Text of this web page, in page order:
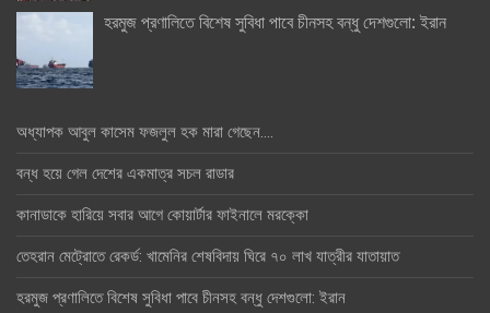
হরমুজ প্রণালিতে বিশেষ সুবিধা পাবে চীনসহ বন্ধু দেশগুলো: ইরান
অধ্যাপক আবুল কাসেম ফজলুল হক মারা গেছেন….
বন্ধ হয়ে গেল দেশের একমাত্র সচল রাডার
কানাডাকে হারিয়ে সবার আগে কোয়ার্টার ফাইনালে মরক্কো
তেহরান মেট্রোতে রেকর্ড: খামেনির শেষবিদায় ঘিরে ৭০ লাখ যাত্রীর যাতায়াত
হরমুজ প্রণালিতে বিশেষ সুবিধা পাবে চীনসহ বন্ধু দেশগুলো: ইরান